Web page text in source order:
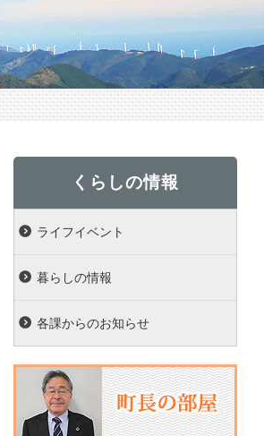
くらしの情報
ライフイベント
暮らしの情報
各課からのお知らせ